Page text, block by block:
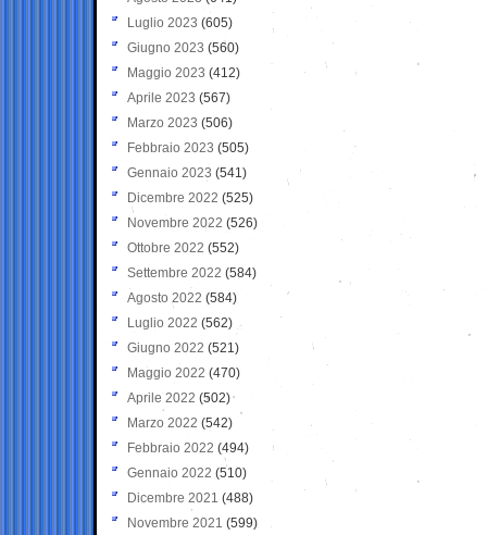
Luglio 2023 (605)
Giugno 2023 (560)
Maggio 2023 (412)
Aprile 2023 (567)
Marzo 2023 (506)
Febbraio 2023 (505)
Gennaio 2023 (541)
Dicembre 2022 (525)
Novembre 2022 (526)
Ottobre 2022 (552)
Settembre 2022 (584)
Agosto 2022 (584)
Luglio 2022 (562)
Giugno 2022 (521)
Maggio 2022 (470)
Aprile 2022 (502)
Marzo 2022 (542)
Febbraio 2022 (494)
Gennaio 2022 (510)
Dicembre 2021 (488)
Novembre 2021 (599)